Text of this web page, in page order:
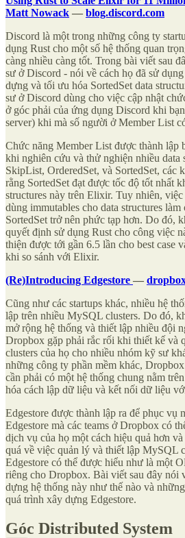
Matt Nowack — blog.discord.com
Discord là một trong những công ty
dụng Rust cho một số hệ thống quan
càng nhiều càng tốt. Trong bài viết sau
sư ở Discord - nói về cách họ đã sử
dựng và tối ưu hóa SortedSet data
sư ở Discord dùng cho việc cập nhật
ở góc phải của ứng dụng Discord khi
server) khi mà số người ở Member List
Chức năng Member List được thành lập
khi nghiên cứu và thử nghiện nhiều data
SkipList, OrderedSet, và SortedSet, các
rằng SortedSet đạt được tốc độ tốt nhất
structures này trên Elixir. Tuy nhiên,
dùng immutables cho data structures
SortedSet trở nên phức tạp hơn. Do đó,
quyết định sử dụng Rust cho công việc
thiện được tới gần 6.5 lần cho best case
khi so sánh với Elixir.
(Re)Introducing Edgestore —
Cũng như các startups khác, nhiều hệ
lập trên nhiều MySQL clusters. Do đó,
mở rộng hệ thống và thiết lập nhiều đội
Dropbox gặp phải rắc rối khi thiết kế và
clusters của họ cho nhiều nhóm kỹ sư
những công ty phần mềm khác,
cần phải có một hệ thống chung nằm
hóa cách lập dữ liệu và kết nối dữ liệu
Edgestore được thành lập ra để phục vụ
Edgestore mà các teams ở Dropbox có
dịch vụ của họ một cách hiệu quả hơn
quá về việc quản lý và thiết lập MySQL
Edgestore có thể được hiểu như là một
riêng cho Dropbox. Bài viết sau đây nói
dựng hệ thống này như thế nào và
quá trình xây dựng Edgestore.
Góc Distributed System